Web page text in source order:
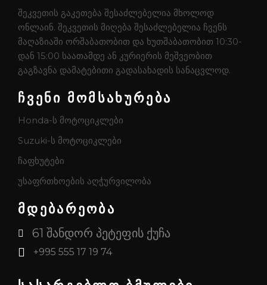
შეკვეთის გაკეთება შესაძლებელია მხოლოდ
ონლაინ. შეკვეთის მიღება შესაძლებელია ჩვენს
მაღაზიაში ორშაბათობით და ხუთშაბათობით 10:30-
დან 15:00 საათამდე ან კურიერის მეშვეობით
გაგზავნა დამატებითი გადასახადის სანაცვლოდ.
ჩვენი მომსახურება
Honda-ს მოტოციკლები
Suzuki-ს მოტოციკლები
ჩაფხუტები
უსაფრთხოების აღჭურვილობა
მდებარეობა
61 შანდორ პეტეფის ქუჩა
+995 555 17 19 74